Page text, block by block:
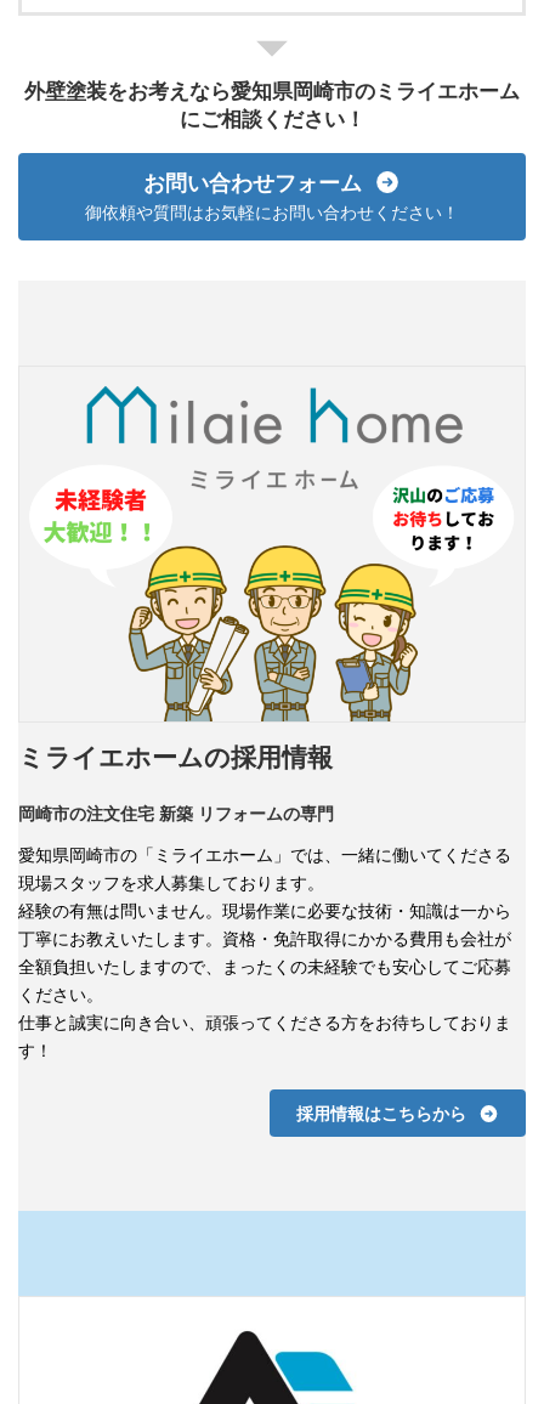
外壁塗装をお考えなら愛知県岡崎市のミライエホーム
にご相談ください！
お問い合わせフォーム
御依頼や質問はお気軽にお問い合わせください！
ミライエホームの採用情報
岡崎市の注文住宅 新築 リフォームの専門
愛知県岡崎市の「ミライエホーム」では、一緒に働いてくださる
現場スタッフを求人募集しております。
経験の有無は問いません。現場作業に必要な技術・知識は一から
丁寧にお教えいたします。資格・免許取得にかかる費用も会社が
全額負担いたしますので、まったくの未経験でも安心してご応募
ください。
仕事と誠実に向き合い、頑張ってくださる方をお待ちしておりま
す！
採用情報はこちらから